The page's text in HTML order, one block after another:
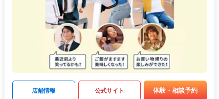
店舗情報 公式サイト 体験・相談予約